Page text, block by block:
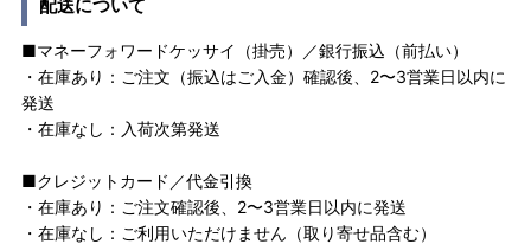
配送について
■マネーフォワードケッサイ（掛売）／銀行振込（前払い）
・在庫あり：ご注文（振込はご入金）確認後、2〜3営業日以内に
発送
・在庫なし：入荷次第発送
■クレジットカード／代金引換
・在庫あり：ご注文確認後、2〜3営業日以内に発送
・在庫なし：ご利用いただけません（取り寄せ品含む）